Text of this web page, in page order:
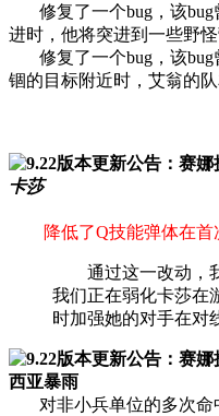
修复了一个bug，该bug
进时，他将突进到一些野
修复了一个bug，该bug
锢的目标附近时，艾翁的
卡莎
降低了Q技能弹体在首
通过这一改动，我
我们正在弱化卡莎在
时加强她的对手在对
西亚暴雨
对非小兵单位的多次命